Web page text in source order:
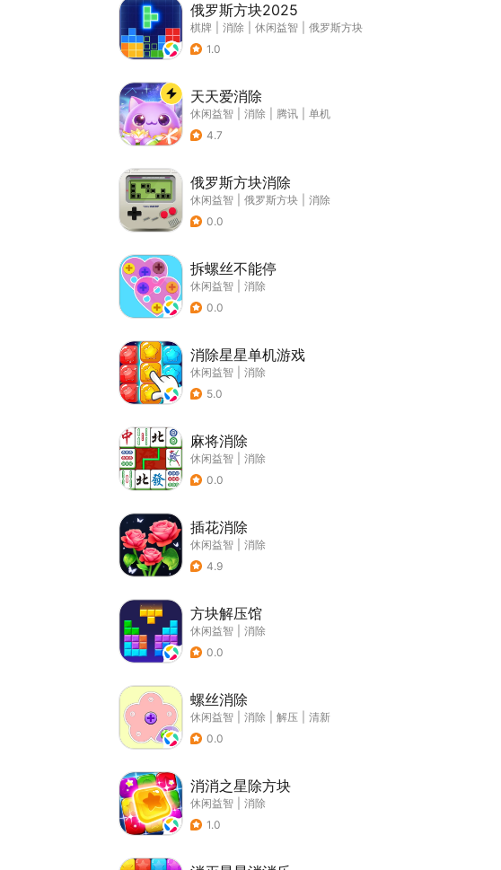
俄罗斯方块2025
棋牌 消除 休闲益智
俄罗斯方块
1.0
天天爱消除
休闲益智 消除 腾讯
单机
4.7
俄罗斯方块消除
休闲益智 俄罗斯方块
消除
0.0
拆螺丝不能停
休闲益智
消除
0.0
消除星星单机游戏
休闲益智
消除
5.0
麻将消除
休闲益智
消除
0.0
插花消除
休闲益智
消除
4.9
方块解压馆
休闲益智
消除
0.0
螺丝消除
休闲益智 消除 解压
清新
0.0
消消之星除方块
休闲益智
消除
1.0